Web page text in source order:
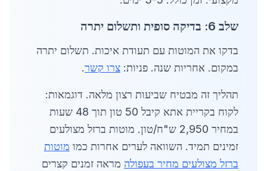
שלב 6: בדיקה סופית ותשלום יתרה
בדקו את המוטות עם תעודת איכות. תשלום יתרה
במקום. אחריות שנה. פניות: צרו קשר.
תהליך זה מבטיח שביעות רצון מלאה. דוגמאות:
לקוח בקריית אתא קיבל 50 טון תוך 48 שעות
במחיר 2,950 ש"ח/טון. מוטות ברזל מצולעים
זמינים תמיד. השוואה לערים אחרות כמו מוטות
ברזל מצולעים מחיר בעפולה מראה זמנים קצרים